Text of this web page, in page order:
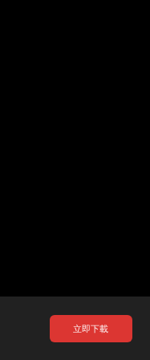
立即下載